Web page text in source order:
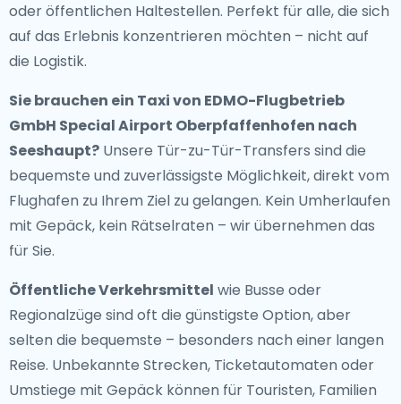
oder öffentlichen Haltestellen. Perfekt für alle, die sich
auf das Erlebnis konzentrieren möchten – nicht auf
die Logistik.
Sie brauchen ein Taxi von EDMO-Flugbetrieb
GmbH Special Airport Oberpfaffenhofen nach
Seeshaupt? Unsere Tür-zu-Tür-Transfers sind die
bequemste und zuverlässigste Möglichkeit, direkt vom
Flughafen zu Ihrem Ziel zu gelangen. Kein Umherlaufen
mit Gepäck, kein Rätselraten – wir übernehmen das
für Sie.
Öffentliche Verkehrsmittel wie Busse oder
Regionalzüge sind oft die günstigste Option, aber
selten die bequemste – besonders nach einer langen
Reise. Unbekannte Strecken, Ticketautomaten oder
Umstiege mit Gepäck können für Touristen, Familien